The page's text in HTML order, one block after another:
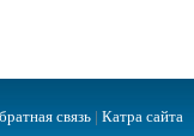
связь Катра сайта